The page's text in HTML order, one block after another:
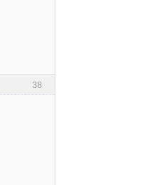
38